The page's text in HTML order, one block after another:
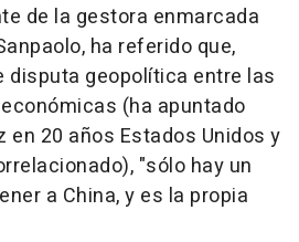
de la gestora enmarcada
ha referido que,
disputa geopolítica entre las
(ha apuntado
en 20 años Estados Unidos y
"sólo hay un
a China, y es la propia